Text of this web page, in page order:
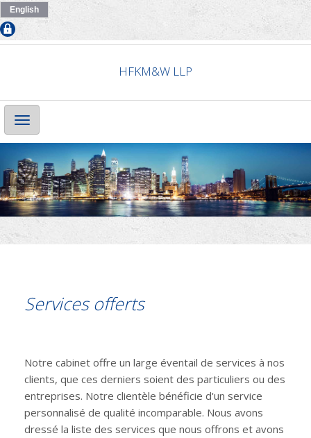
English
HFKM&W LLP
Main
Navigation
Services offerts
Notre cabinet offre un large éventail de services à nos
clients, que ces derniers soient des particuliers ou des
entreprises. Notre clientèle bénéficie d'un service
personnalisé de qualité incomparable. Nous avons
dressé la liste des services que nous offrons et avons